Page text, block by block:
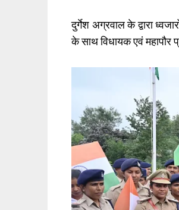
दुर्गेश अग्रवाल के द्वारा
के साथ विधायक एवं महापौर